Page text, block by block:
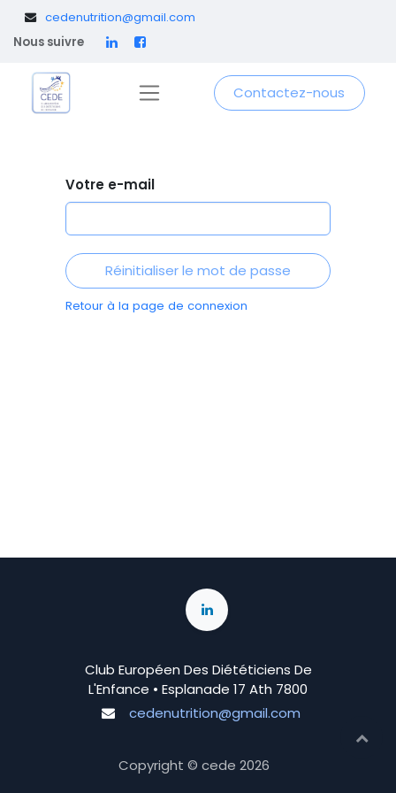
cedenutrition@gmail.com
Nous suivre
Contactez-nous
Votre e-mail
Réinitialiser le mot de passe
Retour à la page de connexion
Club Européen Des Diététiciens De
L'Enfance • Esplanade 17 Ath 7800
cedenutrition@gmail.com
Copyright © cede 2026